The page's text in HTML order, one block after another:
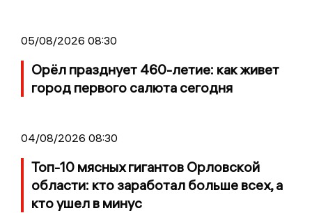
05/08/2026 08:30
Орёл празднует 460-летие: как живет
город первого салюта сегодня
04/08/2026 08:30
Топ-10 мясных гигантов Орловской
области: кто заработал больше всех, а
кто ушел в минус